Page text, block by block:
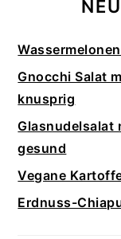
Gnocchi Salat
knusprig
Glasnudelsalat
gesund
Vegane
Erdnuss-